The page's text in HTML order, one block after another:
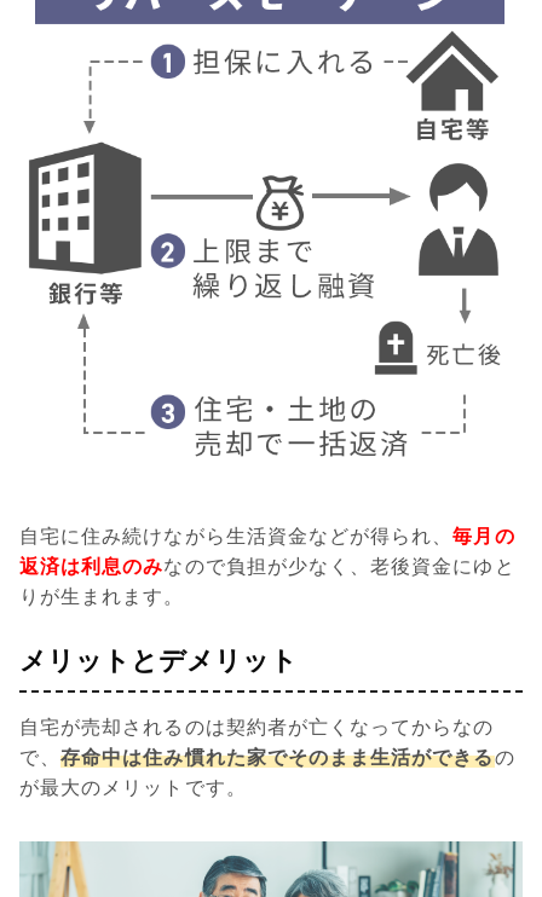
自宅に住み続けながら生活資金などが得られ、毎月の
返済は利息のみなので負担が少なく、老後資金にゆと
りが生まれます。
メリットとデメリット
自宅が売却されるのは契約者が亡くなってからなの
で、存命中は住み慣れた家でそのまま生活ができるの
が最大のメリットです。